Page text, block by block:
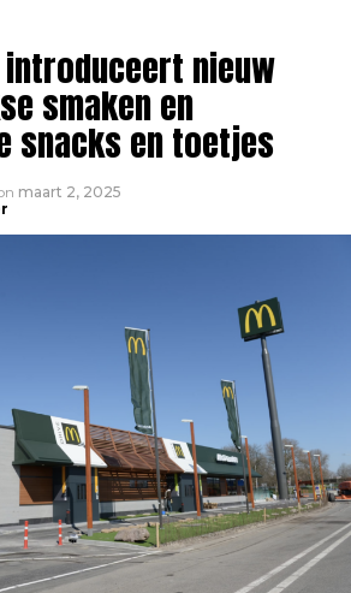
introduceert nieuw
smaken en
snacks en toetjes
maart 2, 2025